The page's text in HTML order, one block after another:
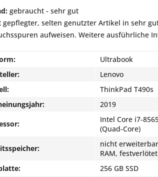
gebraucht - sehr gut
gepflegter, selten genutzter Artikel in sehr
aufweisen. Weitere ausführliche
Ultrabook
Lenovo
ThinkPad T490s
2019
Intel Core i7-
(Quad-Core)
nicht
RAM, festverlötet
256 GB SSD